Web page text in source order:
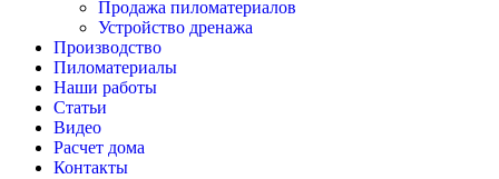
Продажа пиломатериалов
Устройство дренажа
Производство
Пиломатериалы
Наши работы
Статьи
Видео
Расчет дома
Контакты